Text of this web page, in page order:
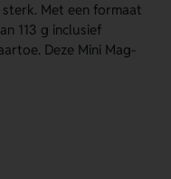
Met een formaat
113 g inclusief
Deze Mini Mag-
in een kaars.
Inclusief
cassette. Bestel of